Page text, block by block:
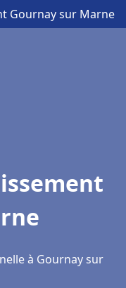
Gournay sur Marne
à Gournay sur